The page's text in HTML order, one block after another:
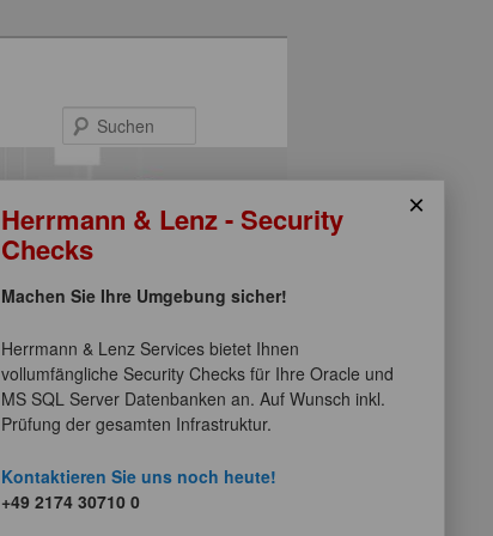
×
Herrmann & Lenz - Security
Checks
Machen Sie Ihre Umgebung sicher!
Herrmann & Lenz Services bietet Ihnen
vollumfängliche Security Checks für Ihre Oracle und
MS SQL Server Datenbanken an. Auf Wunsch inkl.
Prüfung der gesamten Infrastruktur.
Kontaktieren Sie uns noch heute!
+49 2174 30710 0